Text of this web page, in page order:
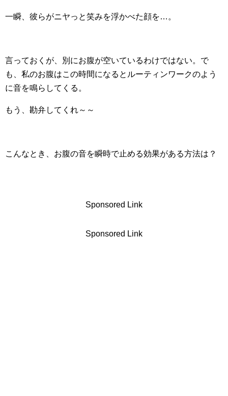
一瞬、彼らがニヤっと笑みを浮かべた顔を…。
言っておくが、別にお腹が空いているわけではない。で
も、私のお腹はこの時間になるとルーティンワークのよう
に音を鳴らしてくる。
もう、勘弁してくれ～～
こんなとき、お腹の音を瞬時で止める効果がある方法は？
Sponsored Link
Sponsored Link